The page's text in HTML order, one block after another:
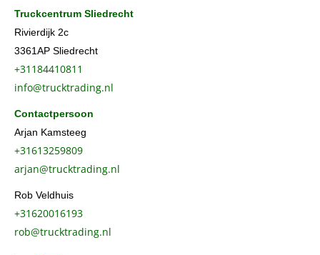
Opbouw koelmotor uren elektrisch
BTW verrekenbaar
Laadklep
Truckcentrum Sliedrecht
Rivierdijk 2c
3361AP Sliedrecht
+31184410811
info@trucktrading.nl
Contactpersoon
Arjan Kamsteeg
+31613259809
arjan@trucktrading.nl
Rob Veldhuis
+31620016193
rob@trucktrading.nl